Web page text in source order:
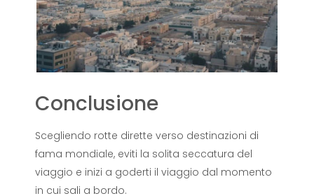
Conclusione
Scegliendo rotte dirette verso destinazioni di
fama mondiale, eviti la solita seccatura del
viaggio e inizi a goderti il ​​viaggio dal momento
in cui sali a bordo.